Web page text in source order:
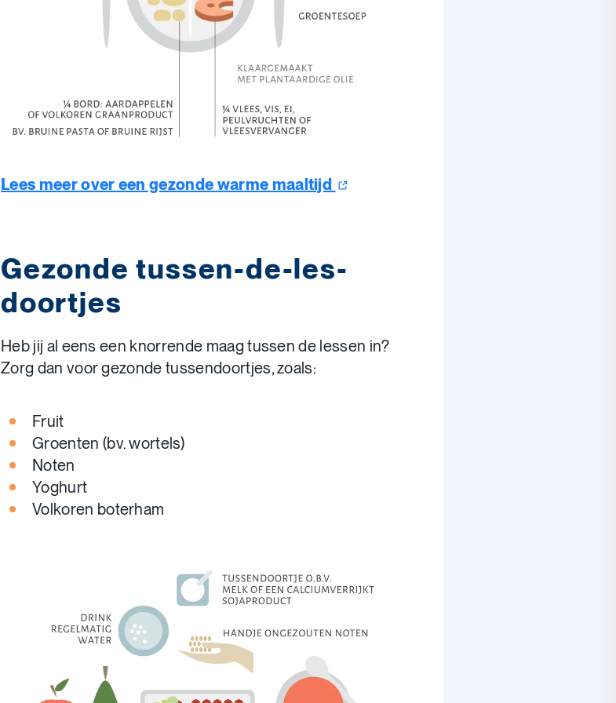
Lees meer over een gezonde warme maaltijd
Gezonde tussen-de-les-
doortjes
Heb jij al eens een knorrende maag tussen de lessen in?
Zorg dan voor gezonde tussendoortjes, zoals:
Fruit
Groenten (bv. wortels)
Noten
Yoghurt
Volkoren boterham